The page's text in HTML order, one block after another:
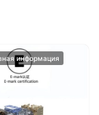
информация